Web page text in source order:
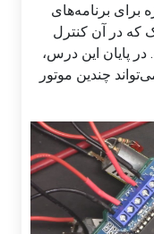
برای برنامه‌های
در آن کنترل
پایان این درس،
چندین موتور